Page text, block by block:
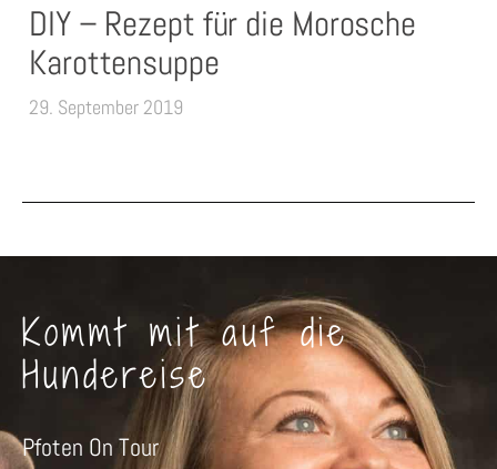
DIY – Rezept für die Morosche
Karottensuppe
29. September 2019
Kommt mit auf die
Hundereise
Pfoten On Tour